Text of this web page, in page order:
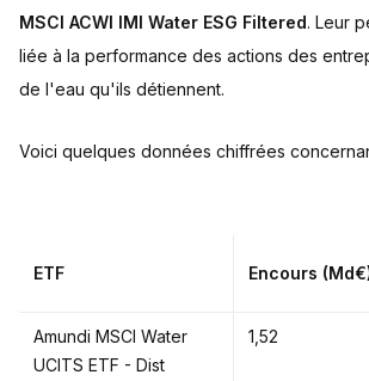
MSCI ACWI IMI Water ESG Filtered. Leur
liée à la performance des actions des
de l'eau qu'ils détiennent.
Voici quelques données chiffrées
ETF Encours
Amundi MSCI Water
UCITS ETF - Dist
1,52